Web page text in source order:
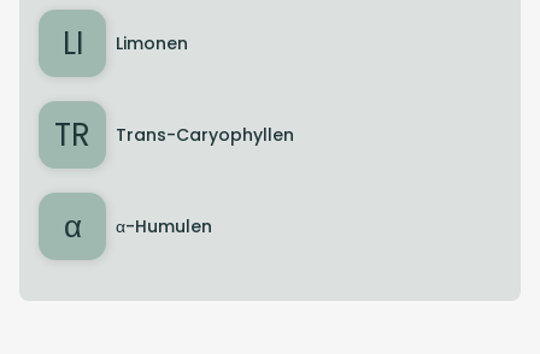
LI Limonen
TR Trans-Caryophyllen
α α-Humulen